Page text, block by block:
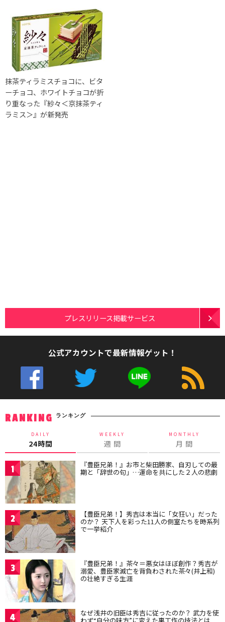
抹茶ティラミスチョコに、ビタ
ーチョコ、ホワイトチョコが折
り重なった『紗々＜京抹茶ティ
ラミス＞』が新発売
プレスリリース掲載サービス
公式アカウントで最新情報ゲット！
RANKING ランキング
DAILY
24時間
WEEKLY
週 間
MONTHLY
月 間
1 『豊臣兄弟！』お市と柴田勝家、自刃しての最
期と「辞世の句」…運命を共にした２人の悲劇
2 【豊臣兄弟！】秀吉は本当に「女狂い」だった
のか？ 天下人を彩った11人の側室たちを時系列
で一挙紹介
3 『豊臣兄弟！』茶々＝悪女はほぼ創作？秀吉が
溺愛、豊臣家滅亡を背負わされた茶々(井上和)
の壮絶すぎる生涯
4 なぜ浅井の旧臣は秀吉に従ったのか？ 武力を使